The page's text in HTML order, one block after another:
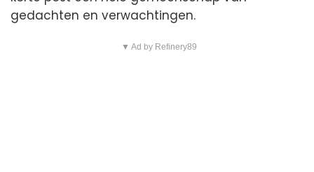
gedachten en verwachtingen.
▼ Ad by Refinery89